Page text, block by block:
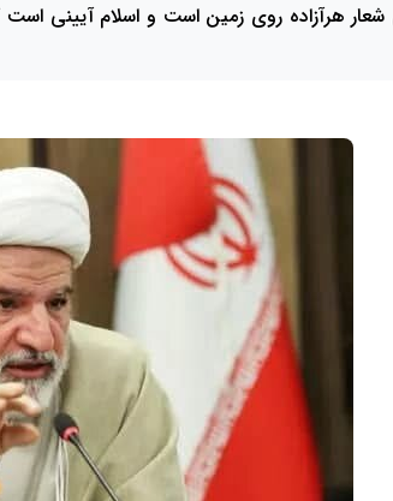
هرآزاده روی زمین است و اسلام آیینی